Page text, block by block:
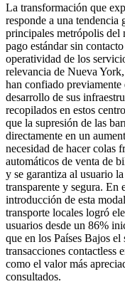
La transformación que
responde a una tendencia
principales metrópolis del
pago estándar sin
operatividad de los
relevancia de Nueva
han confiado previamente
desarrollo de sus
recopilados en estos
que la supresión de las
directamente en un
necesidad de hacer colas
automáticos de venta de
y se garantiza al usuario
transparente y segura. En
introducción de esta
transporte locales logró
usuarios desde un 86%
que en los Países Bajos
transacciones contactless
como el valor más
consultados.